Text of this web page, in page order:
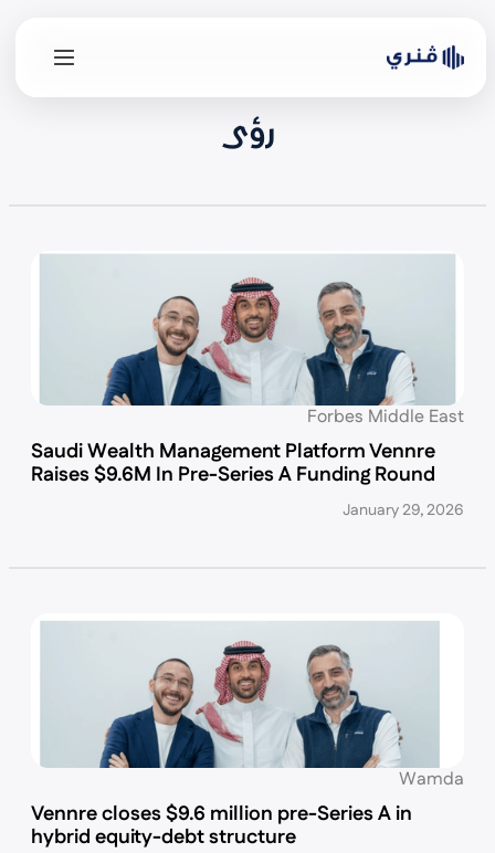
رؤى
Forbes Middle East
Saudi Wealth Management Platform Vennre
Raises $9.6M In Pre-Series A Funding Round
January 29, 2026
Wamda
Vennre closes $9.6 million pre-Series A in
hybrid equity-debt structure